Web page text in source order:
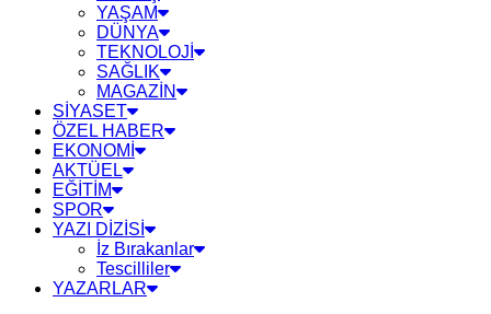
YAŞAM
DÜNYA
TEKNOLOJİ
SAĞLIK
MAGAZİN
SİYASET
ÖZEL HABER
EKONOMİ
AKTÜEL
EĞİTİM
SPOR
YAZI DİZİSİ
İz Bırakanlar
Tescilliler
YAZARLAR